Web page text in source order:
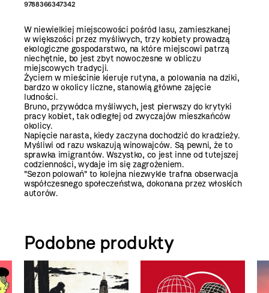
9788366347342
W niewielkiej miejscowości pośród lasu, zamieszkanej
w większości przez myśliwych, trzy kobiety prowadzą
ekologiczne gospodarstwo, na które miejscowi patrzą
niechętnie, bo jest zbyt nowoczesne w obliczu
miejscowych tradycji.
Życiem w mieścinie kieruje rutyna, a polowania na dziki,
bardzo w okolicy liczne, stanowią główne zajęcie
ludności.
Bruno, przywódca myśliwych, jest pierwszy do krytyki
pracy kobiet, tak odległej od zwyczajów mieszkańców
okolicy.
Napięcie narasta, kiedy zaczyna dochodzić do kradzieży.
Myśliwi od razu wskazują winowajców. Są pewni, że to
sprawka imigrantów. Wszystko, co jest inne od tutejszej
codzienności, wydaje im się zagrożeniem.
"Sezon polowań" to kolejna niezwykle trafna obserwacja
współczesnego społeczeństwa, dokonana przez włoskich
autorów.
Podobne produkty